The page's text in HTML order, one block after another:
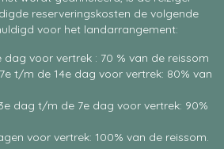
reserveringskosten de volgende
voor het landarrangement:
voor vertrek : 70 % van de reissom
t/m de 14e dag voor vertrek: 80% van
dag t/m de 7e dag voor vertrek: 90%
voor vertrek: 100% van de reissom.